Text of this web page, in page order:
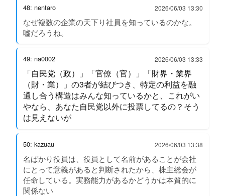
48: nentaro 2026/06/03 13:30
なぜ複数の企業の天下り社員を知っているのかな。
嘘だろうね。
49: na0002 2026/06/03 13:33
「自民党（政）」「官僚（官）」「財界・業界
（財・業）」の3者が結びつき、特定の利益を融
通し合う構造はみんな知っているかと、これがい
やなら、あなた自民党以外に投票してるの？そう
は見えないが
50: kazuau 2026/06/03 13:38
名ばかり役員は、役員として名前があることが会社
にとって意義があると判断されたから、株主総会が
任命している。実務能力があるかどうかは本質的に
関係ない